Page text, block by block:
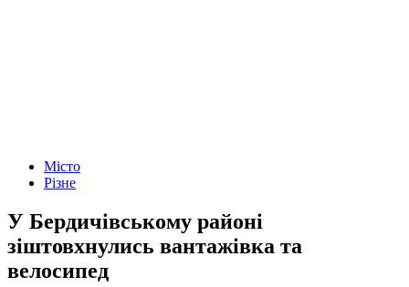
Місто
Різне
У Бердичівському районі
зіштовхнулись вантажівка та
велосипед